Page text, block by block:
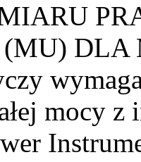
DLA
mocy